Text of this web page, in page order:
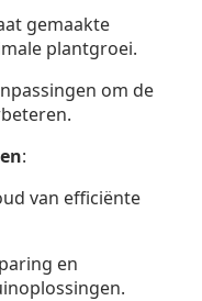
gemaakte
plantgroei.
om de
:
van efficiënte
en